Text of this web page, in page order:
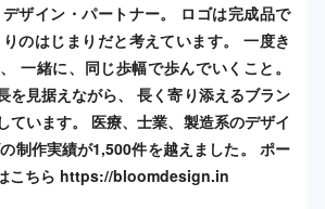
ザイン・パートナー。 ロゴは完成品で
のはじまりだと考えています。 一度き
一緒に、同じ歩幅で歩んでいくこと。
を見据えながら、 長く寄り添えるブラン
ています。 医療、士業、製造系のデザイ
制作実績が1,500件を越えました。 ポー
こちら https://bloomdesign.in